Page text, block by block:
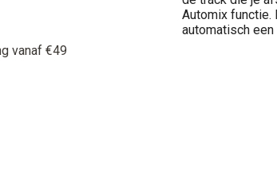
vanaf €49
Automix functie.
automatisch